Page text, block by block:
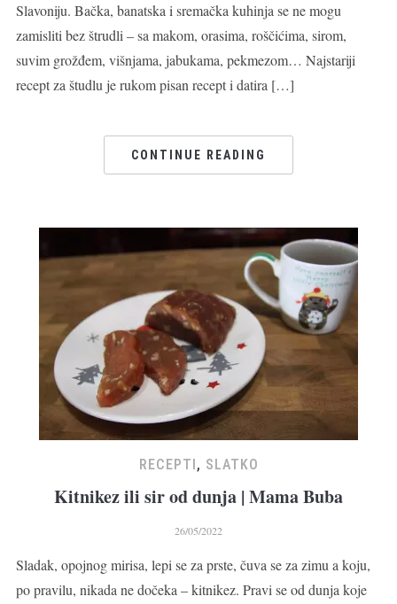
Slavoniju. Bačka, banatska i sremačka kuhinja se ne mogu
zamisliti bez štrudli – sa makom, orasima, roščićima, sirom,
suvim grožđem, višnjama, jabukama, pekmezom… Najstariji
recept za študlu je rukom pisan recept i datira […]
CONTINUE READING
RECEPTI, SLATKO
Kitnikez ili sir od dunja | Mama Buba
26/05/2022
Sladak, opojnog mirisa, lepi se za prste, čuva se za zimu a koju,
po pravilu, nikada ne dočeka – kitnikez. Pravi se od dunja koje